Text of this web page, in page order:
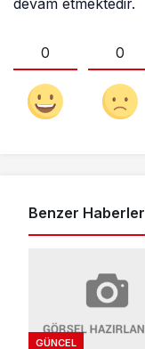
devam etmektedir.
0 0
Benzer Haberler
GÜNCEL